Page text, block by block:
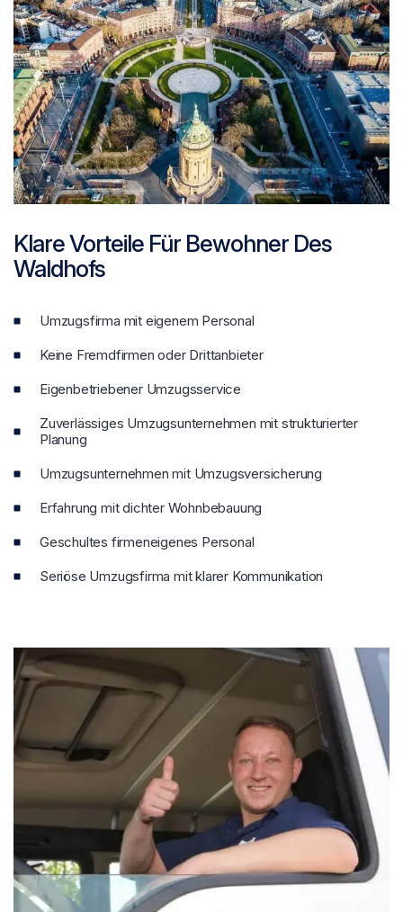
Klare Vorteile Für Bewohner Des
Waldhofs
Umzugsfirma mit eigenem Personal
Keine Fremdfirmen oder Drittanbieter
Eigenbetriebener Umzugsservice
Zuverlässiges Umzugsunternehmen mit strukturierter
Planung
Umzugsunternehmen mit Umzugsversicherung
Erfahrung mit dichter Wohnbebauung
Geschultes firmeneigenes Personal
Seriöse Umzugsfirma mit klarer Kommunikation